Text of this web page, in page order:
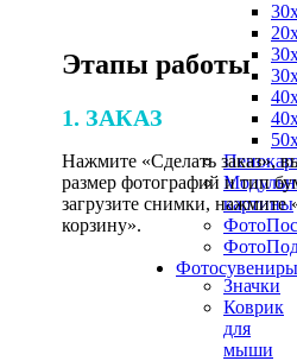
картины
Фотоcувениры
Значки
Коврик
для
мыши
Этапы работы
1. ЗАКАЗ
Нажмите «Сделать заказ»,
размер фотографий и тип
загрузите снимки, нажмите
корзину».